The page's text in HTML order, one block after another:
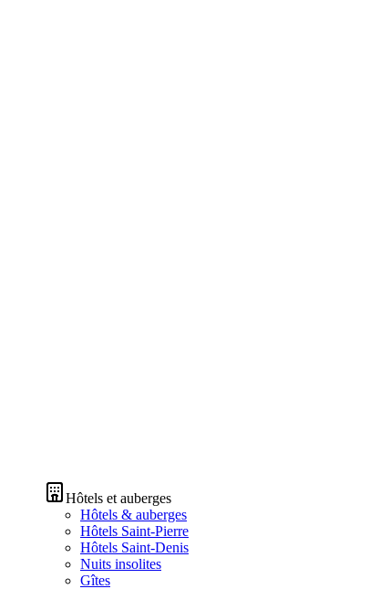
Hôtels et auberges
Hôtels & auberges
Hôtels Saint-Pierre
Hôtels Saint-Denis
Nuits insolites
Gîtes